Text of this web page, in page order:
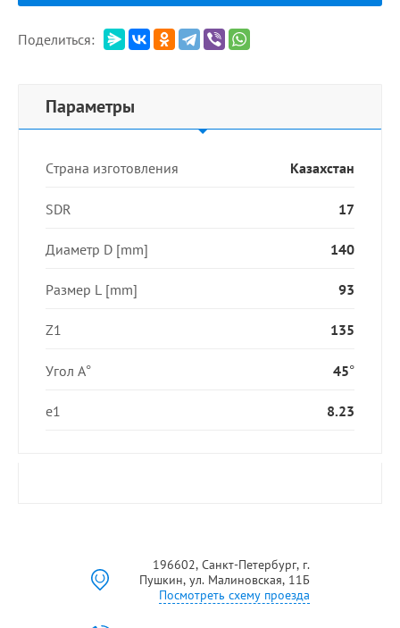
Поделиться:
Параметры
Страна изготовления Казахстан
SDR 17
Диаметр D [mm] 140
Размер L [mm] 93
Z1 135
Угол А° 45°
e1 8.23
196602, Санкт-Петербург, г.
Пушкин, ул. Малиновская, 11Б
Посмотреть схему проезда